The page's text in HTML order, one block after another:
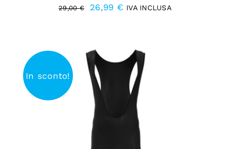
29,00€
Il
era:
29,00 €.
26,99 €Il
è:
26,99 €.
IVA INCLUSA
In sconto!